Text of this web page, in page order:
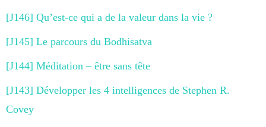
[J146] Qu’est-ce qui a de la valeur dans la vie ?
[J145] Le parcours du Bodhisatva
[J144] Méditation – être sans tête
[J143] Développer les 4 intelligences de Stephen R.
Covey